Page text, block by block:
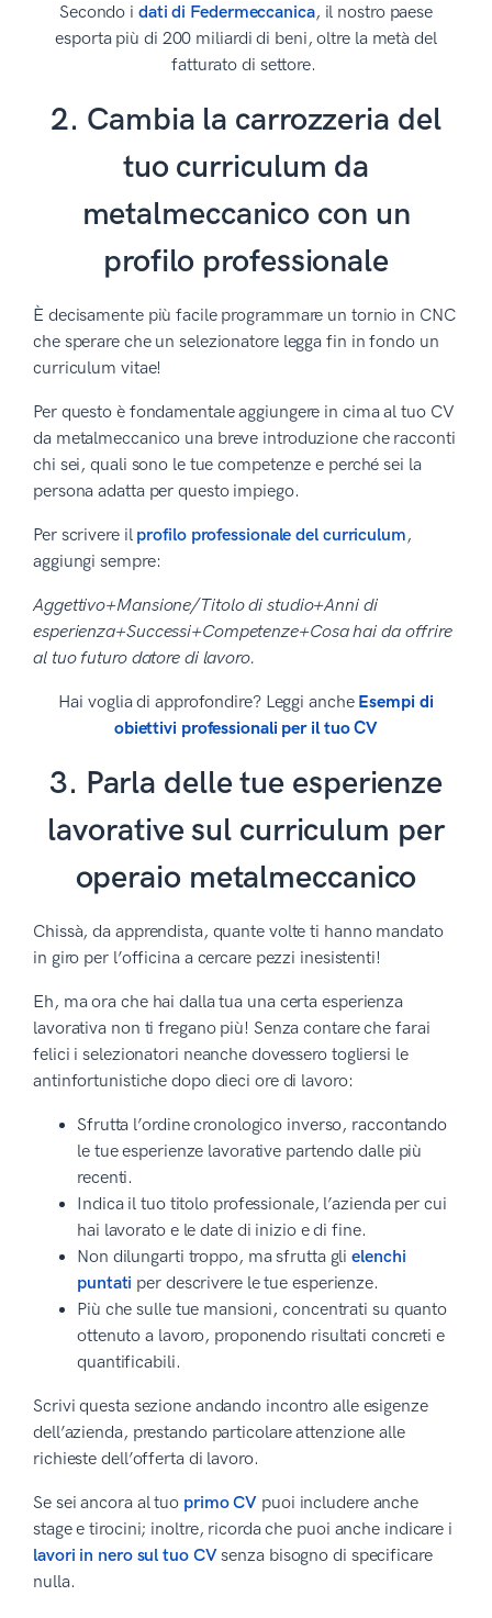
Secondo i dati di Federmeccanica, il nostro paese
esporta più di 200 miliardi di beni, oltre la metà del
fatturato di settore.
2. Cambia la carrozzeria del
tuo curriculum da
metalmeccanico con un
profilo professionale
È decisamente più facile programmare un tornio in CNC
che sperare che un selezionatore legga fin in fondo un
curriculum vitae!
Per questo è fondamentale aggiungere in cima al tuo CV
da metalmeccanico una breve introduzione che racconti
chi sei, quali sono le tue competenze e perché sei la
persona adatta per questo impiego.
Per scrivere il profilo professionale del curriculum,
aggiungi sempre:
Aggettivo+Mansione/Titolo di studio+Anni di
esperienza+Successi+Competenze+Cosa hai da offrire
al tuo futuro datore di lavoro.
Hai voglia di approfondire? Leggi anche Esempi di
obiettivi professionali per il tuo CV
3. Parla delle tue esperienze
lavorative sul curriculum per
operaio metalmeccanico
Chissà, da apprendista, quante volte ti hanno mandato
in giro per l’officina a cercare pezzi inesistenti!
Eh, ma ora che hai dalla tua una certa esperienza
lavorativa non ti fregano più! Senza contare che farai
felici i selezionatori neanche dovessero togliersi le
antinfortunistiche dopo dieci ore di lavoro:
Sfrutta l’ordine cronologico inverso, raccontando
le tue esperienze lavorative partendo dalle più
recenti.
Indica il tuo titolo professionale, l’azienda per cui
hai lavorato e le date di inizio e di fine.
Non dilungarti troppo, ma sfrutta glielenchi
puntati per descrivere le tue esperienze.
Più che sulle tue mansioni, concentrati su quanto
ottenuto a lavoro, proponendo risultati concreti e
quantificabili.
Scrivi questa sezione andando incontro alle esigenze
dell’azienda, prestando particolare attenzione alle
richieste dell’offerta di lavoro.
Se sei ancora al tuo primo CV puoi includere anche
stage e tirocini; inoltre, ricorda che puoi anche indicare i
lavori in nero sul tuo CVsenza bisogno di specificare
nulla.